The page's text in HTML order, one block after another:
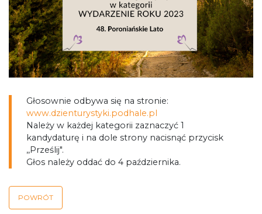
Głosownie odbywa się na stronie:
www.dzienturystyki.podhale.pl
Należy w każdej kategorii zaznaczyć 1
kandydaturę i na dole strony nacisnąć przycisk
,,Prześlij".
Głos należy oddać do 4 października.
POWRÓT